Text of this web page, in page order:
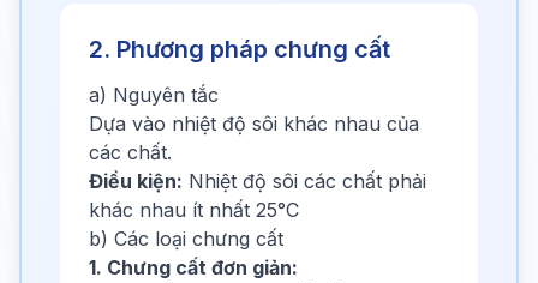
2. Phương pháp chưng cất
a) Nguyên tắc
Dựa vào nhiệt độ sôi khác nhau của
các chất.
Điều kiện: Nhiệt độ sôi các chất phải
khác nhau ít nhất 25°C
b) Các loại chưng cất
1. Chưng cất đơn giản: